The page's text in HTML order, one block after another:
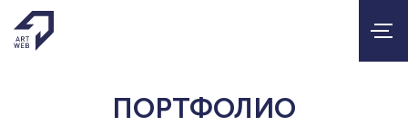
ПОРТФОЛИО